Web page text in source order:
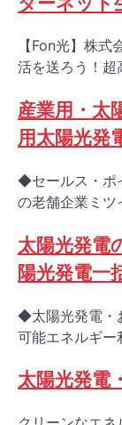
【Fon光】株
活を送ろう！超
産業用・太
用太陽光発
◆セールス・ポ
の老舗企業ミ
太陽光発電
陽光発電一
◆太陽光発電・
可能エネルギ
太陽光発電